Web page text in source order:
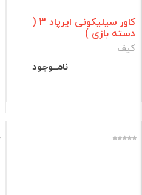
کاور سیلیکونی ایرپاد 3 (
دسته بازی )
کیف
نامــوجود